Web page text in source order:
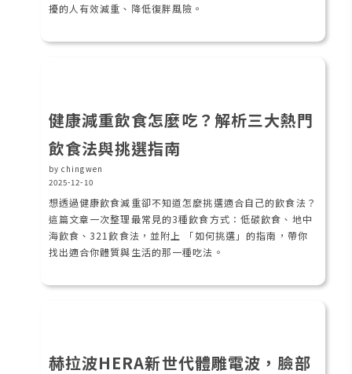
擾的人有效減重、降低復胖風險。
健康減重飲食怎麼吃？解析三大熱門
飲食法與挑選指南
by chingwen
2025-12-10
想透過健康飲食減重卻不知道怎麼挑選適合自己的飲食法？
這篇文章一次整理最常見的3種飲食方式：低碳飲食、地中
海飲食、321飲食法，並附上 「如何挑選」的指南，帶你
找出適合你體質與生活的那一種吃法。
赫拉波HERA新世代體雕電波，臉部